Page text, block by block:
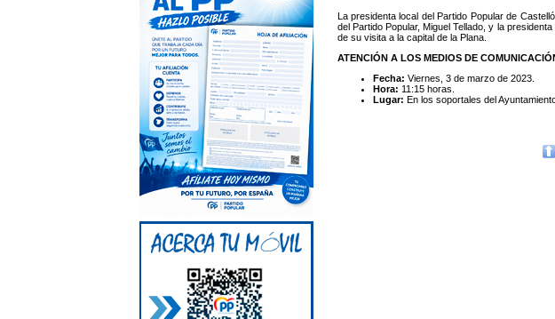
La presidenta local del Partido Popular de
del Partido Popular, Miguel Tellado, y la
de su visita a la capital de la Plana.
ATENCIÓN A LOS MEDIOS DE
Fecha: Viernes, 3 de marzo de 2023.
Hora: 11:15 horas.
Lugar: En los soportales del